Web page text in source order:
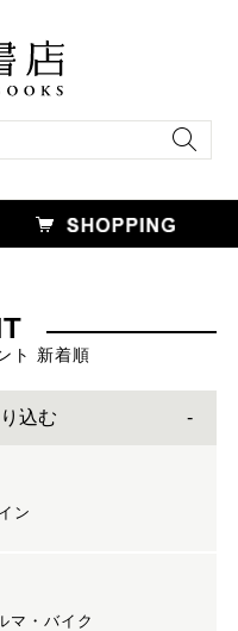
ト 新着順
込む
ン
マ・バイク